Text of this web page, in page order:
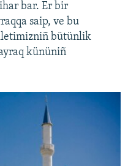
bar. Er bir
saip, ve bu
bütünlik
kününiñ